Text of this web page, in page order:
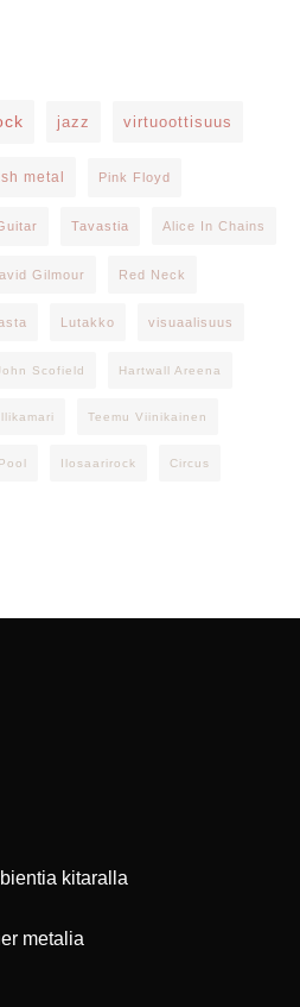
jazz virtuoottisuus
metal Pink Floyd
Tavastia Alice In Chains
Gilmour Red Neck
Lutakko visuaalisuus
Scofield Hartwall Areena
Teemu Viinikainen
Ilosaarirock Circus
kitaralla
metalia